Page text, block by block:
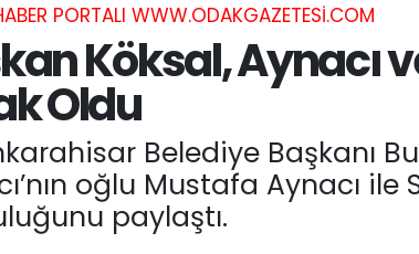
PORTALI WWW.ODAKGAZETESI.COM
Köksal, Aynacı
Oldu
Belediye Başkanı
oğlu Mustafa Aynacı
paylaştı.
Durumu ve Fikstür